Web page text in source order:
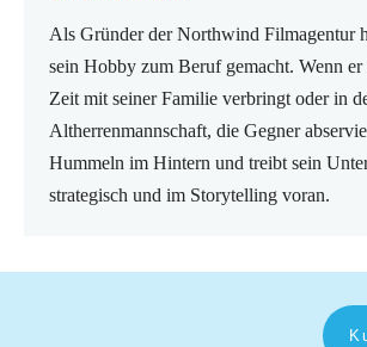
Als Gründer der Northwind Filmagentur
sein Hobby zum Beruf gemacht. Wenn er
Zeit mit seiner Familie verbringt oder in
Altherrenmannschaft, die Gegner
Hummeln im Hintern und treibt sein
strategisch und im Storytelling voran.